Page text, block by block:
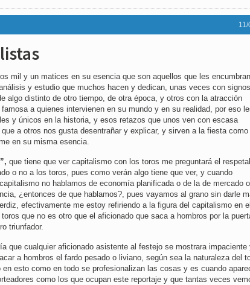
mil y un matices en su esencia que son aquellos que les
y estudio que muchos hacen y dedican, unas veces con signos
algo distinto de otro tiempo, de otra época, y otros con la atracción
a quienes intervienen en su mundo y en su realidad, por eso
y únicos en la historia, y esos retazos que unos ven con escasa
a otros nos gusta desentrañar y explicar, y sirven a la fiesta como
en su misma esencia.
que tiene que ver capitalismo con los toros me preguntará el
o no a los toros, pues como verán algo tiene que ver, y cuando
no hablamos de economía planificada o de la de mercado o
¿entonces de que hablamos?, pues vayamos al grano sin darle
efectivamente me estoy refiriendo a la figura del capitalismo en el
que no es otro que el aficionado que saca a hombros por la
triunfador.
que cualquier aficionado asistente al festejo se mostrara impaciente
a hombros el fardo pesado o liviano, según sea la naturaleza del
en esto como en todo se profesionalizan las cosas y es cuando
como los que ocupan este reportaje y que tantas veces